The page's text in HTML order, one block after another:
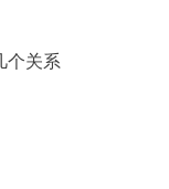
个关系